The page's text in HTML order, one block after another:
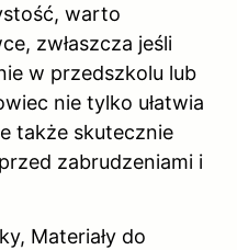
warto
zwłaszcza jeśli
w przedszkolu lub
nie tylko ułatwia
także skutecznie
zabrudzeniami i
Materiały do